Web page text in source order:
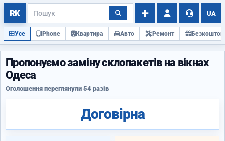
UA
Усе iPhone Квартира Авто Ремонт
Пропонуємо заміну склопакетів на вікнах
Одеса
Оголошення переглянули 54 разів
Договірна